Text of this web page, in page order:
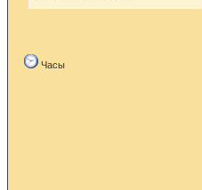
Часы